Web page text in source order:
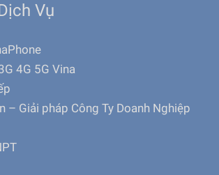
Vụ
4G 5G Vina
– Giải pháp Công Ty Doanh Nghiệp